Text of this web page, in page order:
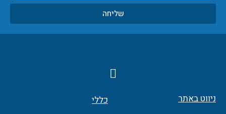
שליחה
F
a
ניווט באתר כללי